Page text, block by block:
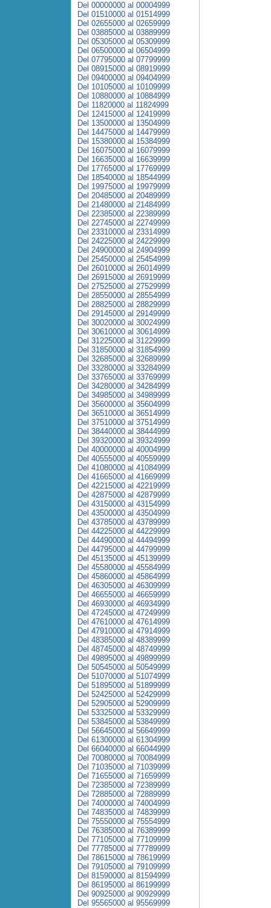
Del 00000000 al 00004999
Del 01510000 al 01514999
Del 02655000 al 02659999
Del 03885000 al 03889999
Del 05305000 al 05309999
Del 06500000 al 06504999
Del 07795000 al 07799999
Del 08915000 al 08919999
Del 09400000 al 09404999
Del 10105000 al 10109999
Del 10880000 al 10884999
Del 11820000 al 11824999
Del 12415000 al 12419999
Del 13500000 al 13504999
Del 14475000 al 14479999
Del 15380000 al 15384999
Del 16075000 al 16079999
Del 16635000 al 16639999
Del 17765000 al 17769999
Del 18540000 al 18544999
Del 19975000 al 19979999
Del 20485000 al 20489999
Del 21480000 al 21484999
Del 22385000 al 22389999
Del 22745000 al 22749999
Del 23310000 al 23314999
Del 24225000 al 24229999
Del 24900000 al 24904999
Del 25450000 al 25454999
Del 26010000 al 26014999
Del 26915000 al 26919999
Del 27525000 al 27529999
Del 28550000 al 28554999
Del 28825000 al 28829999
Del 29145000 al 29149999
Del 30020000 al 30024999
Del 30610000 al 30614999
Del 31225000 al 31229999
Del 31850000 al 31854999
Del 32685000 al 32689999
Del 33280000 al 33284999
Del 33765000 al 33769999
Del 34280000 al 34284999
Del 34985000 al 34989999
Del 35600000 al 35604999
Del 36510000 al 36514999
Del 37510000 al 37514999
Del 38440000 al 38444999
Del 39320000 al 39324999
Del 40000000 al 40004999
Del 40555000 al 40559999
Del 41080000 al 41084999
Del 41665000 al 41669999
Del 42215000 al 42219999
Del 42875000 al 42879999
Del 43150000 al 43154999
Del 43500000 al 43504999
Del 43785000 al 43789999
Del 44225000 al 44229999
Del 44490000 al 44494999
Del 44795000 al 44799999
Del 45135000 al 45139999
Del 45580000 al 45584999
Del 45860000 al 45864999
Del 46305000 al 46309999
Del 46655000 al 46659999
Del 46930000 al 46934999
Del 47245000 al 47249999
Del 47610000 al 47614999
Del 47910000 al 47914999
Del 48385000 al 48389999
Del 48745000 al 48749999
Del 49895000 al 49899999
Del 50545000 al 50549999
Del 51070000 al 51074999
Del 51895000 al 51899999
Del 52425000 al 52429999
Del 52905000 al 52909999
Del 53325000 al 53329999
Del 53845000 al 53849999
Del 56645000 al 56649999
Del 61300000 al 61304999
Del 66040000 al 66044999
Del 70080000 al 70084999
Del 71035000 al 71039999
Del 71655000 al 71659999
Del 72385000 al 72389999
Del 72885000 al 72889999
Del 74000000 al 74004999
Del 74835000 al 74839999
Del 75550000 al 75554999
Del 76385000 al 76389999
Del 77105000 al 77109999
Del 77785000 al 77789999
Del 78615000 al 78619999
Del 79105000 al 79109999
Del 81590000 al 81594999
Del 86195000 al 86199999
Del 90925000 al 90929999
Del 95565000 al 95569999